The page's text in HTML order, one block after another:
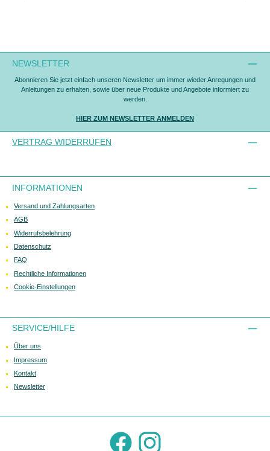
NEWSLETTER
Abonnieren Sie jetzt einfach unseren Newsletter um immer wieder Anregungen und
Anleitungen zu erhalten, sowie über neue Produkte und Angebote informiert zu
werden.
HIER ZUM NEWSLETTER ANMELDEN
VERTRAG WIDERRUFEN
INFORMATIONEN
Versand und Zahlungsarten
AGB
Widerrufsbelehrung
Datenschutz
FAQ
Rechtliche Informationen
Cookie-Einstellungen
SERVICE/HILFE
Über uns
Impressum
Kontakt
Newsletter
Facebook Instagram